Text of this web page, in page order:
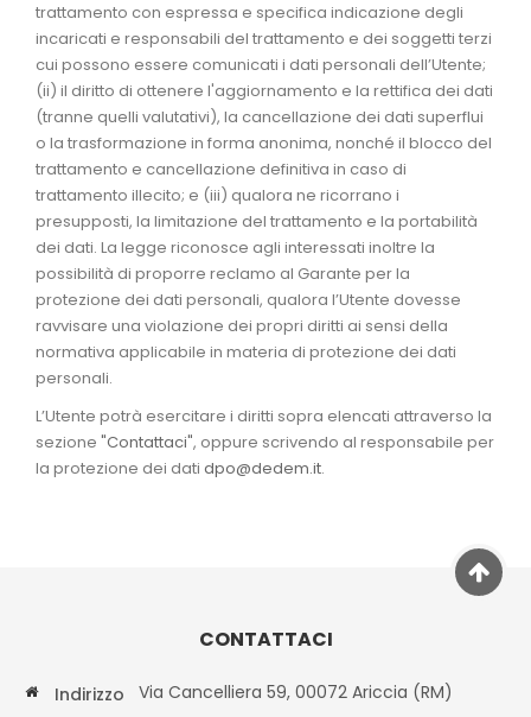
trattamento con espressa e specifica indicazione degli
incaricati e responsabili del trattamento e dei soggetti terzi
cui possono essere comunicati i dati personali dell’Utente;
(ii) il diritto di ottenere l'aggiornamento e la rettifica dei dati
(tranne quelli valutativi), la cancellazione dei dati superflui
o la trasformazione in forma anonima, nonché il blocco del
trattamento e cancellazione definitiva in caso di
trattamento illecito; e (iii) qualora ne ricorrano i
presupposti, la limitazione del trattamento e la portabilità
dei dati. La legge riconosce agli interessati inoltre la
possibilità di proporre reclamo al Garante per la
protezione dei dati personali, qualora l’Utente dovesse
ravvisare una violazione dei propri diritti ai sensi della
normativa applicabile in materia di protezione dei dati
personali.
L’Utente potrà esercitare i diritti sopra elencati attraverso la
sezione "Contattaci", oppure scrivendo al responsabile per
la protezione dei dati dpo@dedem.it.
CONTATTACI
Indirizzo Via Cancelliera 59, 00072 Ariccia (RM)